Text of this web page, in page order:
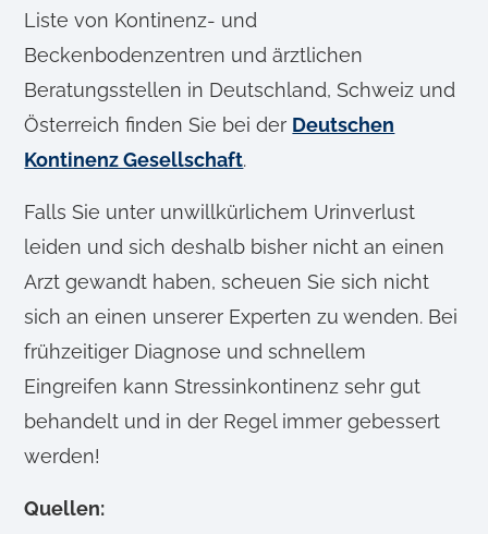
Liste von Kontinenz- und
Beckenbodenzentren und ärztlichen
Beratungsstellen in Deutschland, Schweiz und
Österreich finden Sie bei der Deutschen
Kontinenz Gesellschaft.
Falls Sie unter unwillkürlichem Urinverlust
leiden und sich deshalb bisher nicht an einen
Arzt gewandt haben, scheuen Sie sich nicht
sich an einen unserer Experten zu wenden. Bei
frühzeitiger Diagnose und schnellem
Eingreifen kann Stressinkontinenz sehr gut
behandelt und in der Regel immer gebessert
werden!
Quellen: